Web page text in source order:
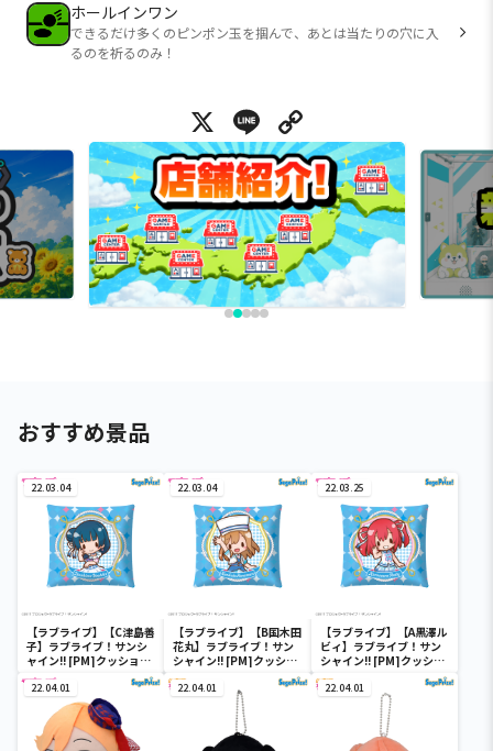
ホールインワン
できるだけ多くのピンポン玉を掴んで、あとは当たりの穴に入
るのを祈るのみ！
X Line
おすすめ景品
22.03.04
【ラブライブ】【C津島善
子】ラブライブ！サンシ
ャイン!! [PM]クッショ
ン“1年生”ｆｅａｔ．三
月八日
22.03.04
【ラブライブ】【B国木田
花丸】ラブライブ！サン
シャイン!! [PM]クッショ
ン“1年生”ｆｅａｔ．三
月八日
22.03.25
【ラブライブ】【A黒澤ル
ビィ】ラブライブ！サン
シャイン!! [PM]クッショ
ン“1年生”ｆｅａｔ．三
月八日
22.04.01 22.04.01 22.04.01